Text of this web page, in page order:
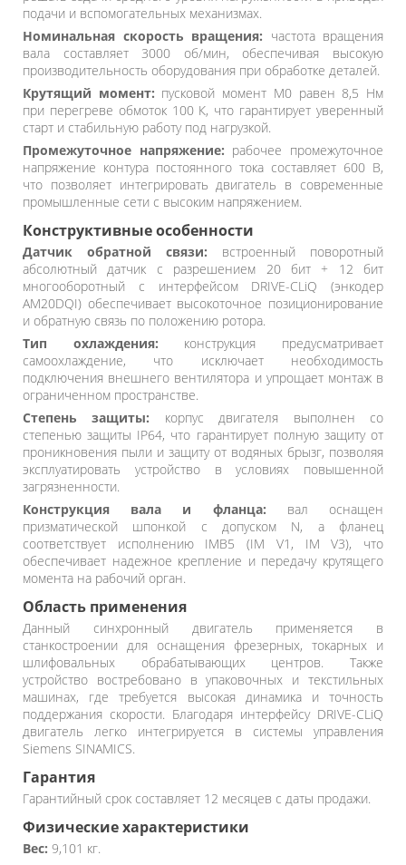
подачи и вспомогательных механизмах.
Номинальная скорость вращения: частота вращения
вала составляет 3000 об/мин, обеспечивая высокую
производительность оборудования при обработке деталей.
Крутящий момент: пусковой момент M0 равен 8,5 Нм
при перегреве обмоток 100 К, что гарантирует уверенный
старт и стабильную работу под нагрузкой.
Промежуточное напряжение: рабочее промежуточное
напряжение контура постоянного тока составляет 600 В,
что позволяет интегрировать двигатель в современные
промышленные сети с высоким напряжением.
Конструктивные особенности
Датчик обратной связи: встроенный поворотный
абсолютный датчик с разрешением 20 бит + 12 бит
многооборотный с интерфейсом DRIVE-CLiQ (энкодер
AM20DQI) обеспечивает высокоточное позиционирование
и обратную связь по положению ротора.
Тип охлаждения: конструкция предусматривает
самоохлаждение, что исключает необходимость
подключения внешнего вентилятора и упрощает монтаж в
ограниченном пространстве.
Степень защиты: корпус двигателя выполнен со
степенью защиты IP64, что гарантирует полную защиту от
проникновения пыли и защиту от водяных брызг, позволяя
эксплуатировать устройство в условиях повышенной
загрязненности.
Конструкция вала и фланца: вал оснащен
призматической шпонкой с допуском N, а фланец
соответствует исполнению IMB5 (IM V1, IM V3), что
обеспечивает надежное крепление и передачу крутящего
момента на рабочий орган.
Область применения
Данный синхронный двигатель применяется в
станкостроении для оснащения фрезерных, токарных и
шлифовальных обрабатывающих центров. Также
устройство востребовано в упаковочных и текстильных
машинах, где требуется высокая динамика и точность
поддержания скорости. Благодаря интерфейсу DRIVE-CLiQ
двигатель легко интегрируется в системы управления
Siemens SINAMICS.
Гарантия
Гарантийный срок составляет 12 месяцев с даты продажи.
Физические характеристики
Вес: 9,101 кг.